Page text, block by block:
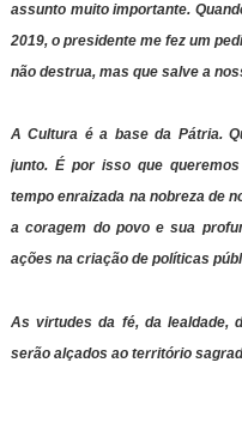
assunto muito importante.
2019, o presidente me fez um
não destrua, mas que salve a
A Cultura é a base da Pátria.
junto. É por isso que
tempo enraizada na nobreza de
a coragem do povo e sua
ações na criação de políticas
As virtudes da fé, da lealdade,
serão alçados ao território